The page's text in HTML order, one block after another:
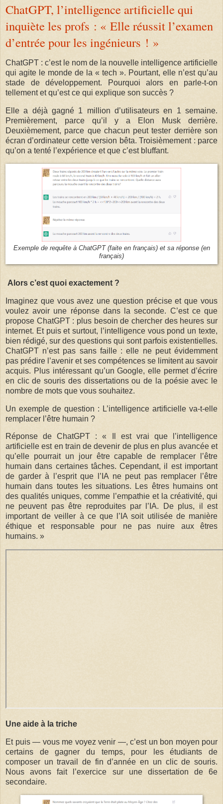
ChatGPT, l’intelligence artificielle qui
inquiète les profs : « Elle réussit l’examen
d’entrée pour les ingénieurs ! »
ChatGPT : c’est le nom de la nouvelle intelligence artificielle
qui agite le monde de la « tech ». Pourtant, elle n’est qu’au
stade de développement. Pourquoi alors en parle-t-on
tellement et qu’est ce qui explique son succès ?
Elle a déjà gagné 1 million d’utilisateurs en 1 semaine.
Premièrement, parce qu’il y a Elon Musk derrière.
Deuxièmement, parce que chacun peut tester derrière son
écran d’ordinateur cette version bêta. Troisièmement : parce
qu’on a tenté l’expérience et que c’est bluffant.
Exemple de requête à ChatGPT (faite en français) et sa réponse (en
français)
Alors c’est quoi exactement ?
Imaginez que vous avez une question précise et que vous
voulez avoir une réponse dans la seconde. C’est ce que
propose ChatGPT : plus besoin de chercher des heures sur
internet. Et puis et surtout, l’intelligence vous pond un texte,
bien rédigé, sur des questions qui sont parfois existentielles.
ChatGPT n’est pas sans faille : elle ne peut évidemment
pas prédire l’avenir et ses compétences se limitent au savoir
acquis. Plus intéressant qu’un Google, elle permet d’écrire
en clic de souris des dissertations ou de la poésie avec le
nombre de mots que vous souhaitez.
Un exemple de question : L’intelligence artificielle va-t-elle
remplacer l’être humain ?
Réponse de ChatGPT : « Il est vrai que l’intelligence
artificielle est en train de devenir de plus en plus avancée et
qu’elle pourrait un jour être capable de remplacer l’être
humain dans certaines tâches. Cependant, il est important
de garder à l’esprit que l’IA ne peut pas remplacer l’être
humain dans toutes les situations. Les êtres humains ont
des qualités uniques, comme l’empathie et la créativité, qui
ne peuvent pas être reproduites par l’IA. De plus, il est
important de veiller à ce que l’IA soit utilisée de manière
éthique et responsable pour ne pas nuire aux êtres
humains. »
Une aide à la triche
Et puis — vous me voyez venir —, c’est un bon moyen pour
certains de gagner du temps, pour les étudiants de
composer un travail de fin d’année en un clic de souris.
Nous avons fait l’exercice sur une dissertation de 6e
secondaire.